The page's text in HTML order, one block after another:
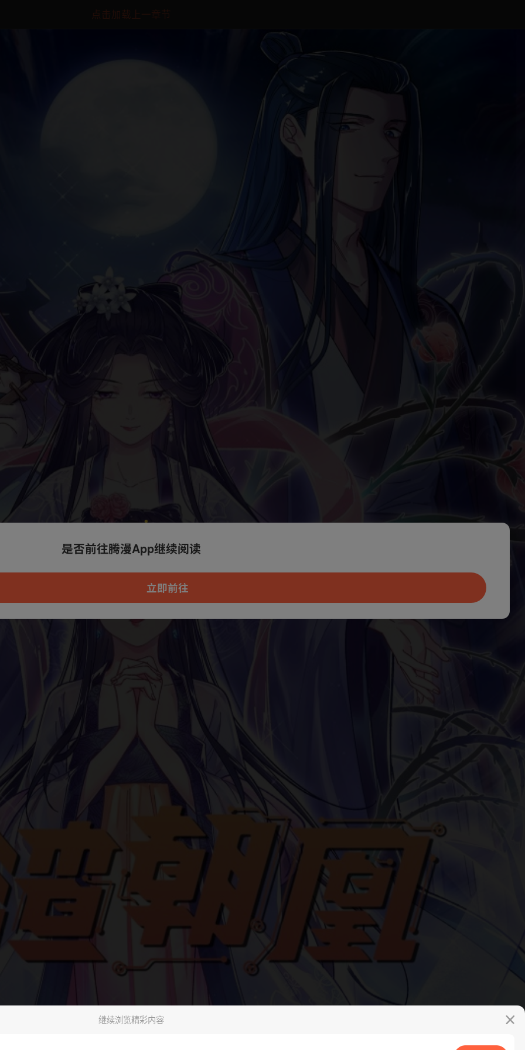
点击加载上一章节
继续浏览精彩内容
本章节仅支持App阅读，可打开App新用
户7天免费看
是否前往腾漫App继续阅读
立即前往